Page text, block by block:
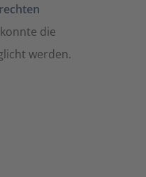
die
werden.